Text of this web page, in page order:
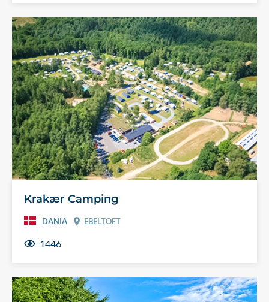
Krakær Camping
DANIA EBELTOFT
1446